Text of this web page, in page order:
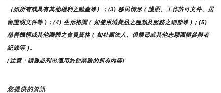
（如所有或具有其他權利之動產等）；(3) 移民情形 ( 護照、工作許可文件、居
留證明文件等 )；(4) 生活格調 ( 如使用消費品之種類及服務之細節等 )；(5)
慈善機構或其他團體之會員資格 ( 如社團法人、俱樂部或其他志願團體參與者
紀錄等 )。
[注意：請務必列出適用於您業務的所有內容]
您提供的資訊